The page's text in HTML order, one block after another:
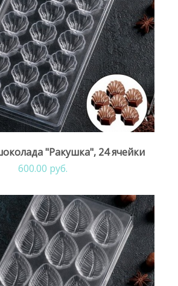
"Ракушка", 24 ячейки
600.00 руб.